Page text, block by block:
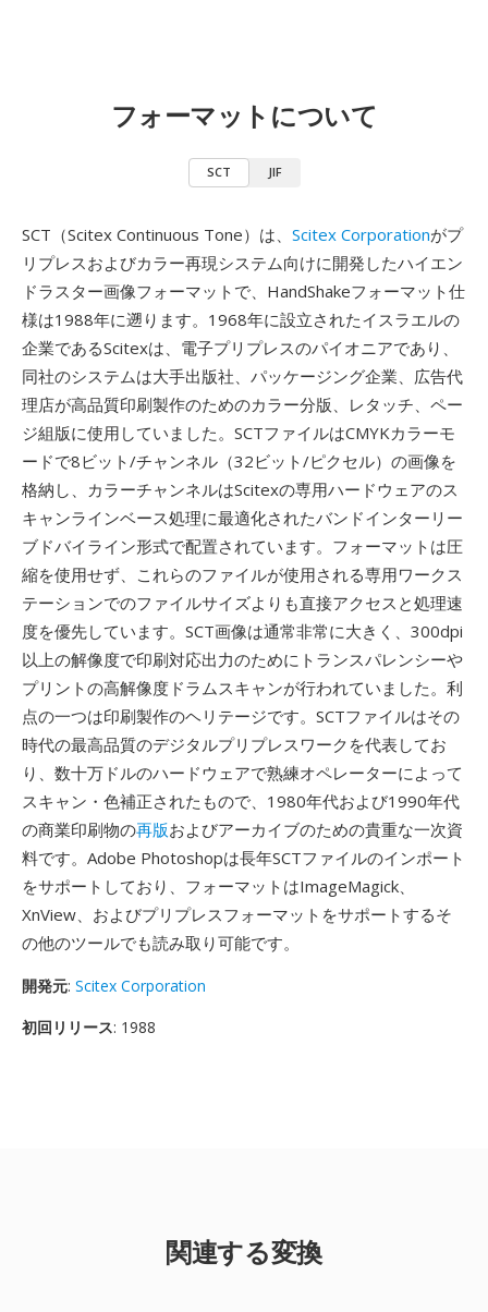
フォーマットについて
SCT JIF
SCT（Scitex Continuous Tone）は、 Scitex Corporationがプ
リプレスおよびカラー再現システム向けに開発したハイエン
ドラスター画像フォーマットで、HandShakeフォーマット仕
様は1988年に遡ります。1968年に設立されたイスラエルの
企業であるScitexは、電子プリプレスのパイオニアであり、
同社のシステムは大手出版社、パッケージング企業、広告代
理店が高品質印刷製作のためのカラー分版、レタッチ、ペー
ジ組版に使用していました。SCTファイルはCMYKカラーモ
ードで8ビット/チャンネル（32ビット/ピクセル）の画像を
格納し、カラーチャンネルはScitexの専用ハードウェアのス
キャンラインベース処理に最適化されたバンドインターリー
ブドバイライン形式で配置されています。フォーマットは圧
縮を使用せず、これらのファイルが使用される専用ワークス
テーションでのファイルサイズよりも直接アクセスと処理速
度を優先しています。SCT画像は通常非常に大きく、300dpi
以上の解像度で印刷対応出力のためにトランスパレンシーや
プリントの高解像度ドラムスキャンが行われていました。利
点の一つは印刷製作のヘリテージです。SCTファイルはその
時代の最高品質のデジタルプリプレスワークを代表してお
り、数十万ドルのハードウェアで熟練オペレーターによって
スキャン・色補正されたもので、1980年代および1990年代
の商業印刷物の再版およびアーカイブのための貴重な一次資
料です。Adobe Photoshopは長年SCTファイルのインポート
をサポートしており、フォーマットはImageMagick、
XnView、およびプリプレスフォーマットをサポートするそ
の他のツールでも読み取り可能です。
開発元: Scitex Corporation
初回リリース: 1988
関連する変換